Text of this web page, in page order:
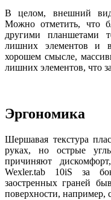
В целом, внешний
Можно отметить, что
другими планшетами
лишних элементов и
хорошем смысле,
лишних элементов, что
Эргономика
Шершавая текстура
руках, но острые
причиняют
Wexler.tab 10iS за
заостренных граней
поверхности, например,